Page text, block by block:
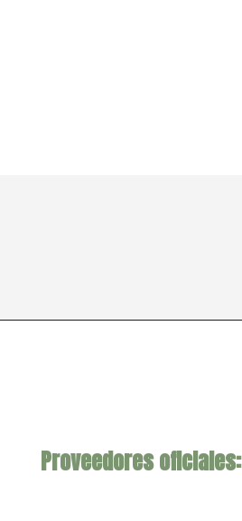
Proveedores oficiales: